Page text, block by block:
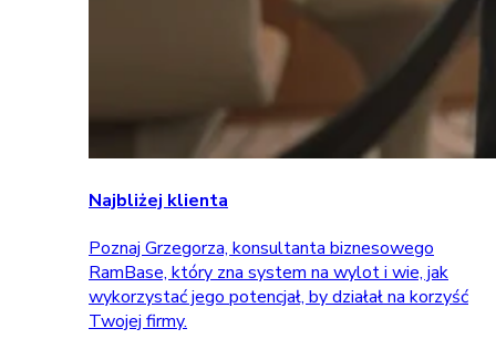
Najbliżej klienta
Poznaj Grzegorza, konsultanta biznesowego
RamBase, który zna system na wylot i wie, jak
wykorzystać jego potencjał, by działał na korzyść
Twojej firmy.